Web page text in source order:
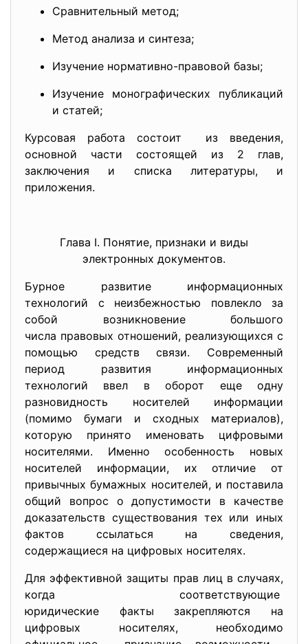
Сравнительный метод;
Метод анализа и синтеза;
Изучение нормативно-правовой базы;
Изучение монографических публикаций
и статей;
Курсовая работа состоит из введения,
основной части состоящей из 2 глав,
заключения и списка литературы, и
приложения.
Глава I. Понятие, признаки и виды
электронных документов.
Бурное развитие информационных
технологий с неизбежностью повлекло за
собой возникновение большого
числа правовых отношений, реализующихся с
помощью средств связи. Современный
период развития информационных
технологий ввел в оборот еще одну
разновидность носителей информации
(помимо бумаги и сходных материалов),
которую принято именовать цифровыми
носителями. Именно особенность новых
носителей информации, их отличие от
привычных бумажных носителей, и поставила
общий вопрос о допустимости в качестве
доказательств существования тех или иных
фактов ссылаться на сведения,
содержащиеся на цифровых носителях.
Для эффективной защиты прав лиц в случаях,
когда соответствующие
юридические факты закрепляются на
цифровых носителях, необходимо